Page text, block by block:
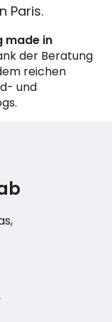
Paris.
made in
der Beratung
reichen
und